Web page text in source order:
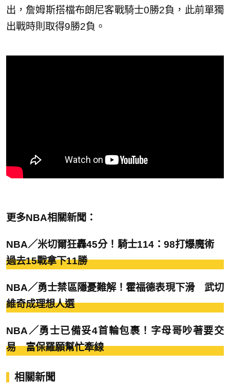
出，詹姆斯搭檔布朗尼客戰騎士0勝2負，此前單獨
出戰時則取得9勝2負。
更多NBA相關新聞：
NBA／米切爾狂轟45分！騎士114：98打爆魔術
過去15戰拿下11勝
NBA／勇士禁區隱憂難解！霍福德表現下滑 武切
維奇成理想人選
NBA／勇士已備妥4首輪包裹！字母哥吵著要交
易 富保羅願幫忙牽線
相關新聞